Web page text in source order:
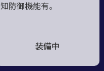
知防御機能有。
装備中